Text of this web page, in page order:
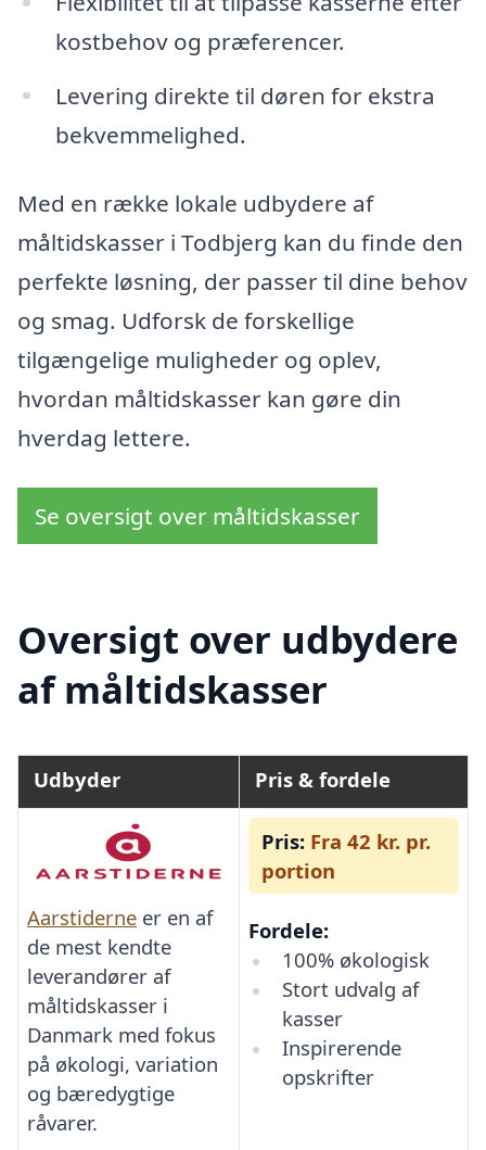
kostbehov og præferencer.
Levering direkte til døren for ekstra
bekvemmelighed.
Med en række lokale udbydere af
måltidskasser i Todbjerg kan du finde den
perfekte løsning, der passer til dine behov
og smag. Udforsk de forskellige
tilgængelige muligheder og oplev,
hvordan måltidskasser kan gøre din
hverdag lettere.
Se oversigt over måltidskasser
Oversigt over udbydere
af måltidskasser
Udbyder Pris & fordele
Aarstiderne er en af
de mest kendte
leverandører af
måltidskasser i
Danmark med fokus
på økologi, variation
og bæredygtige
råvarer.
Pris: Fra 42 kr. pr.
portion
Fordele:
100% økologisk
Stort udvalg af
kasser
Inspirerende
opskrifter